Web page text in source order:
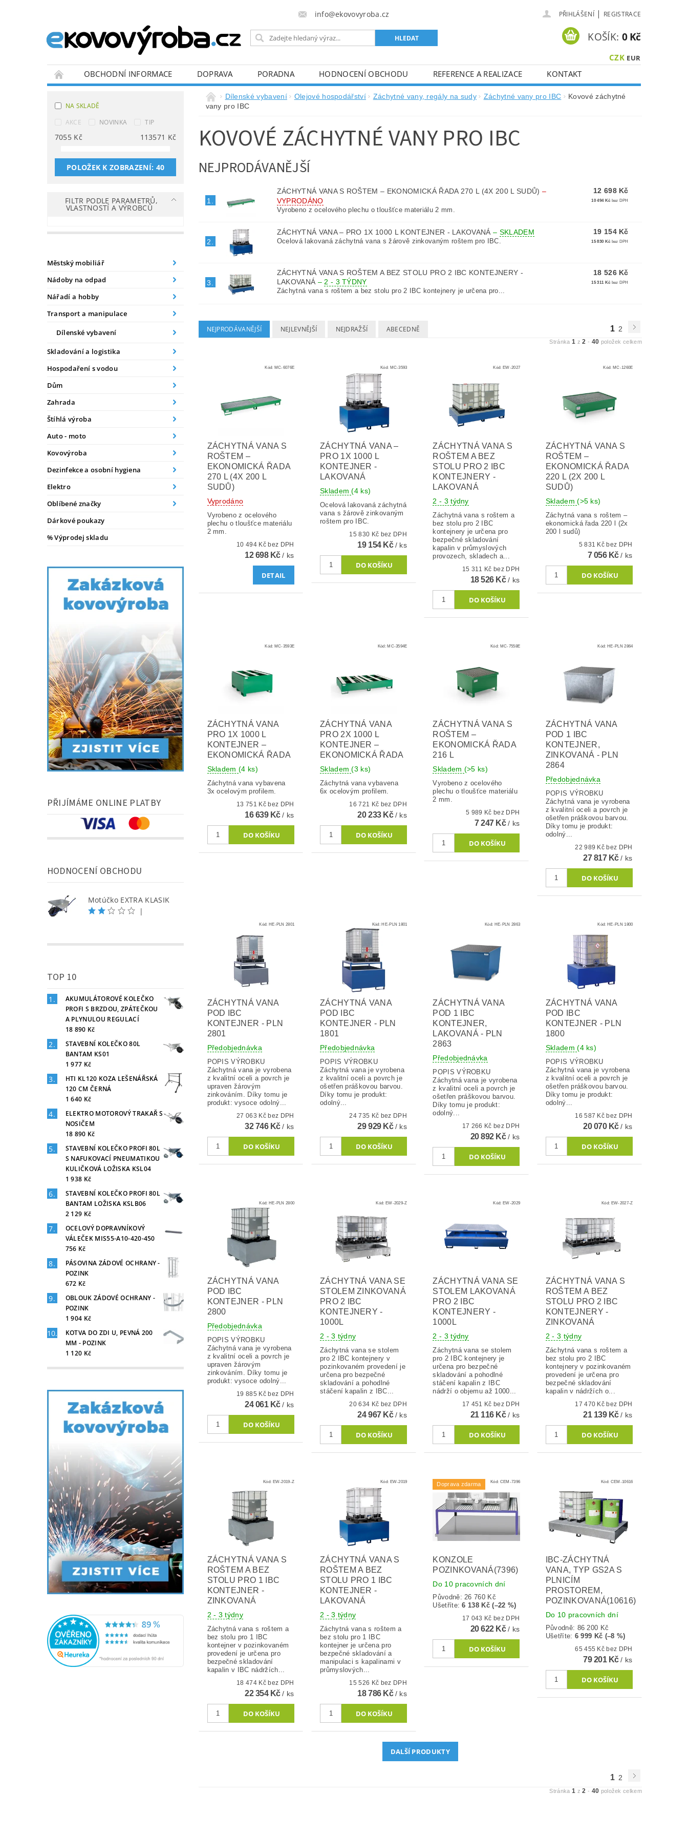
info@ekovovyroba.cz PŘIHLÁŠENÍ | REGISTRACE
CZK EUR
KOŠÍK: 0 Kč
OBCHODNÍ INFORMACE DOPRAVA PORADNA HODNOCENÍ OBCHODU REFERENCE A REALIZACE
KONTAKT
NA SKLADĚ
AKCE
NOVINKA TIP
7055 Kč 113571 Kč
POLOŽEK K ZOBRAZENÍ: 40
FILTR PODLE PARAMETRŮ,
VLASTNOSTÍ A VÝROBCŮ
Městský mobiliář
Nádoby na odpad
Nářadí a hobby
Transport a manipulace
Dílenské vybavení
Skladování a logistika
Hospodaření s vodou
Dům
Zahrada
Štíhlá výroba
Auto - moto
Kovovýroba
Dezinfekce a osobní hygiena
Elektro
Oblíbené značky
Dárkové poukazy
% Výprodej skladu
PŘIJÍMÁME ONLINE PLATBY
HODNOCENÍ OBCHODU
Motúčko EXTRA KLASIK
|
TOP 10
AKUMULÁTOROVÉ KOLEČKO
PROFI S BRZDOU, ZPÁTEČKOU
A PLYNULOU REGULACÍ
18 890 Kč
STAVEBNÍ KOLEČKO 80L
BANTAM KS01
1 977 Kč
HTI KL120 KOZA LEŠENÁŘSKÁ
120 CM ČERNÁ
1 640 Kč
ELEKTRO MOTOROVÝ TRAKAŘ S
NOSIČEM
18 890 Kč
STAVEBNÍ KOLEČKO PROFI 80L
S NAFUKOVACÍ PNEUMATIKOU
KULIČKOVÁ LOŽISKA KSL04
1 938 Kč
STAVEBNÍ KOLEČKO PROFI 80L
BANTAM LOŽISKA KSLB06
2 129 Kč
OCELOVÝ DOPRAVNÍKOVÝ
VÁLEČEK MIS55-A10-420-450
756 Kč
PÁSOVINA ZÁDOVÉ OCHRANY -
POZINK
672 Kč
OBLOUK ZÁDOVÉ OCHRANY -
POZINK
1 904 Kč
KOTVA DO ZDI U, PEVNÁ 200
MM - POZINK
1 120 Kč
Dílenské vybavení Olejové hospodářství Záchytné vany, regály na sudy Záchytné vany pro IBC
Kovové záchytné
vany pro IBC
KOVOVÉ ZÁCHYTNÉ VANY PRO IBC
NEJPRODÁVANĚJŠÍ
1.
ZÁCHYTNÁ VANA S ROŠTEM – EKONOMICKÁ ŘADA 270 L (4X 200 L SUDŮ) –
VYPRODÁNO
Vyrobeno z ocelového plechu o tloušťce materiálu 2 mm.
12 698 Kč
10 494 Kč bez DPH
2.
ZÁCHYTNÁ VANA – PRO 1X 1000 L KONTEJNER - LAKOVANÁ– SKLADEM
Ocelová lakovaná záchytná vana s žárově zinkovaným roštem pro IBC.
19 154 Kč
15 830 Kč bez DPH
3.
ZÁCHYTNÁ VANA S ROŠTEM A BEZ STOLU PRO 2 IBC KONTEJNERY -
LAKOVANÁ –2 - 3 TÝDNY
Záchytná vana s roštem a bez stolu pro 2 IBC kontejnery je určena pro...
18 526 Kč
15 311 Kč bez DPH
NEJPRODÁVANĚJŠÍ NEJLEVNĚJŠÍ NEJDRAŽŠÍ ABECEDNĚ 1 2
Stránka1 z2 - 40 položek celkem
Kód: MC-6076E
ZÁCHYTNÁ VANA S
ROŠTEM –
EKONOMICKÁ ŘADA
270 L (4X 200 L
SUDŮ)
Vyprodáno
Vyrobeno z ocelového
plechu o tloušťce materiálu
2 mm.
10 494 Kč bez DPH
12 698 Kč/ ks
DETAIL
Kód: MC-3593
ZÁCHYTNÁ VANA –
PRO 1X 1000 L
KONTEJNER -
LAKOVANÁ
Skladem(4 ks)
Ocelová lakovaná záchytná
vana s žárově zinkovaným
roštem pro IBC.
15 830 Kč bez DPH
19 154 Kč/ ks
Kód: EW-2027
ZÁCHYTNÁ VANA S
ROŠTEM A BEZ
STOLU PRO 2 IBC
KONTEJNERY -
LAKOVANÁ
2 - 3 týdny
Záchytná vana s roštem a
bez stolu pro 2 IBC
kontejnery je určena pro
bezpečné skladování
kapalin v průmyslových
provozech, skladech a...
15 311 Kč bez DPH
18 526 Kč/ ks
Kód: MC-1260E
ZÁCHYTNÁ VANA S
ROŠTEM –
EKONOMICKÁ ŘADA
220 L (2X 200 L
SUDŮ)
Skladem(>5 ks)
Záchytná vana s roštem –
ekonomická řada 220 l (2x
200 l sudů)
5 831 Kč bez DPH
7 056 Kč/ ks
Kód: MC-3593E
ZÁCHYTNÁ VANA
PRO 1X 1000 L
KONTEJNER –
EKONOMICKÁ ŘADA
Skladem(4 ks)
Záchytná vana vybavena
3x ocelovým profilem.
13 751 Kč bez DPH
16 639 Kč/ ks
Kód:MC-3594E
ZÁCHYTNÁ VANA
PRO 2X 1000 L
KONTEJNER –
EKONOMICKÁ ŘADA
Skladem(3 ks)
Záchytná vana vybavena
6x ocelovým profilem.
16 721 Kč bez DPH
20 233 Kč/ ks
Kód: MC-7558E
ZÁCHYTNÁ VANA S
ROŠTEM –
EKONOMICKÁ ŘADA
216 L
Skladem (>5 ks)
Vyrobeno z ocelového
plechu o tloušťce materiálu
2 mm.
5 989 Kč bez DPH
7 247 Kč/ ks
Kód: HE-PLN 2864
ZÁCHYTNÁ VANA
POD 1 IBC
KONTEJNER,
ZINKOVANÁ - PLN
2864
Předobjednávka
POPIS VÝROBKU
Záchytná vana je vyrobena
z kvalitní oceli a povrch je
ošetřen práškovou barvou.
Díky tomu je produkt:
odolný...
22 989 Kč bez DPH
27 817 Kč/ ks
Kód: HE-PLN 2801
ZÁCHYTNÁ VANA
POD IBC
KONTEJNER - PLN
2801
Předobjednávka
POPIS VÝROBKU
Záchytná vana je vyrobena
z kvalitní oceli a povrch je
upraven žárovým
zinkováním. Díky tomu je
produkt: vysoce odolný...
27 063 Kč bez DPH
32 746 Kč/ ks
Kód:HE-PLN 1801
ZÁCHYTNÁ VANA
POD IBC
KONTEJNER - PLN
1801
Předobjednávka
POPIS VÝROBKU
Záchytná vana je vyrobena
z kvalitní oceli a povrch je
ošetřen práškovou barvou.
Díky tomu je produkt:
odolný...
24 735 Kč bez DPH
29 929 Kč/ ks
Kód: HE-PLN 2863
ZÁCHYTNÁ VANA
POD 1 IBC
KONTEJNER,
LAKOVANÁ - PLN
2863
Předobjednávka
POPIS VÝROBKU
Záchytná vana je vyrobena
z kvalitní oceli a povrch je
ošetřen práškovou barvou.
Díky tomu je produkt:
odolný...
17 266 Kč bez DPH
20 892 Kč/ ks
Kód: HE-PLN 1800
ZÁCHYTNÁ VANA
POD IBC
KONTEJNER - PLN
1800
Skladem(4 ks)
POPIS VÝROBKU
Záchytná vana je vyrobena
z kvalitní oceli a povrch je
ošetřen práškovou barvou.
Díky tomu je produkt:
odolný...
16 587 Kč bez DPH
20 070 Kč/ ks
Kód: HE-PLN 2800
ZÁCHYTNÁ VANA
POD IBC
KONTEJNER - PLN
2800
Předobjednávka
POPIS VÝROBKU
Záchytná vana je vyrobena
z kvalitní oceli a povrch je
upraven žárovým
zinkováním. Díky tomu je
produkt: vysoce odolný...
19 885 Kč bez DPH
24 061 Kč/ ks
Kód: EW-2029-Z
ZÁCHYTNÁ VANA SE
STOLEM ZINKOVANÁ
PRO 2 IBC
KONTEJNERY -
1000L
2 - 3 týdny
Záchytná vana se stolem
pro 2 IBC kontejnery v
pozinkovaném provedení je
určena pro bezpečné
skladování a pohodlné
stáčení kapalin z IBC...
20 634 Kč bez DPH
24 967 Kč/ ks
Kód: EW-2029
ZÁCHYTNÁ VANA SE
STOLEM LAKOVANÁ
PRO 2 IBC
KONTEJNERY -
1000L
2 - 3 týdny
Záchytná vana se stolem
pro 2 IBC kontejnery je
určena pro bezpečné
skladování a pohodlné
stáčení kapalin z IBC
nádrží o objemu až 1000...
17 451 Kč bez DPH
21 116 Kč/ ks
Kód: EW-2027-Z
ZÁCHYTNÁ VANA S
ROŠTEM A BEZ
STOLU PRO 2 IBC
KONTEJNERY -
ZINKOVANÁ
2 - 3 týdny
Záchytná vana s roštem a
bez stolu pro 2 IBC
kontejnery v pozinkovaném
provedení je určena pro
bezpečné skladování
kapalin v nádržích o...
17 470 Kč bez DPH
21 139 Kč/ ks
Kód: EW-2019-Z
ZÁCHYTNÁ VANA S
ROŠTEM A BEZ
STOLU PRO 1 IBC
KONTEJNER -
ZINKOVANÁ
2 - 3 týdny
Záchytná vana s roštem a
bez stolu pro 1 IBC
kontejner v pozinkovaném
provedení je určena pro
bezpečné skladování
kapalin v IBC nádržích...
18 474 Kč bez DPH
22 354 Kč/ ks
Kód: EW-2019
ZÁCHYTNÁ VANA S
ROŠTEM A BEZ
STOLU PRO 1 IBC
KONTEJNER -
LAKOVANÁ
2 - 3 týdny
Záchytná vana s roštem a
bez stolu pro 1 IBC
kontejner je určena pro
bezpečné skladování a
manipulaci s kapalinami v
průmyslových...
15 526 Kč bez DPH
18 786 Kč/ ks
Doprava zdarma Kód: CEM-7396
KONZOLE
POZINKOVANÁ(7396)
Do 10 pracovních dní
Původně: 26 760 Kč
Ušetříte:6 138 Kč (–22 %)
17 043 Kč bez DPH
20 622 Kč/ ks
Kód: CEM-10616
IBC-ZÁCHYTNÁ
VANA, TYP GS2A S
PLNICÍM
PROSTOREM,
POZINKOVANÁ(10616)
Do 10 pracovních dní
Původně: 86 200 Kč
Ušetříte: 6 999 Kč (–8 %)
65 455 Kč bez DPH
79 201 Kč/ ks
DALŠÍ PRODUKTY
1 2
Stránka1 z2 - 40 položek celkem